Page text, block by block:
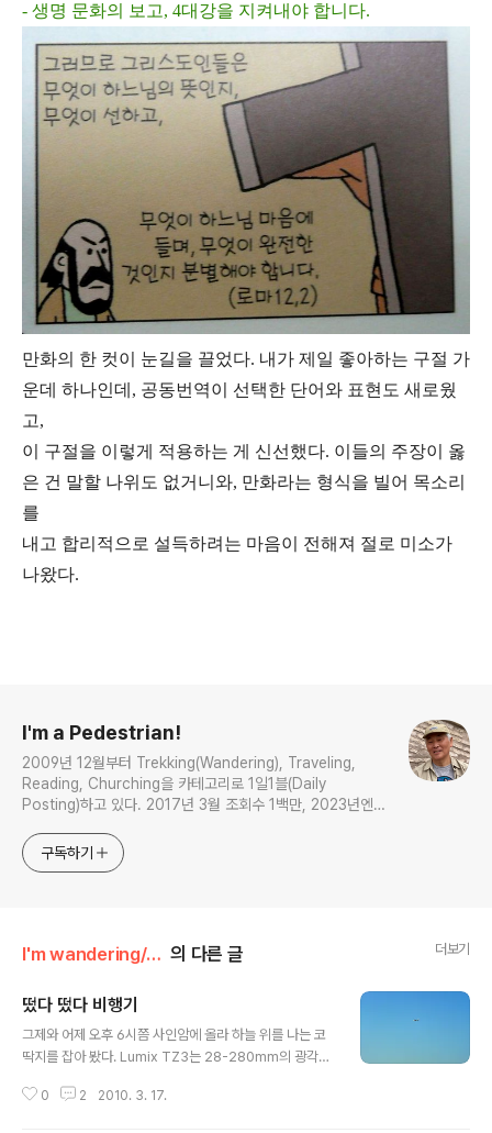
- 생명 문화의 보고, 4대강을 지켜내야 합니다.
만화의 한 컷이 눈길을 끌었다. 내가 제일 좋아하는 구절 가
운데 하나인데, 공동번역이 선택한 단어와 표현도 새로웠
고,
이 구절을 이렇게 적용하는 게 신선했다. 이들의 주장이 옳
은 건 말할 나위도 없거니와, 만화라는 형식을 빌어 목소리
를
내고 합리적으로 설득하려는 마음이 전해져 절로 미소가
나왔다.
I'm a Pedestrian!
2009년 12월부터 Trekking(Wandering), Traveling,
Reading, Churching을 카테고리로 1일1블(Daily
Posting)하고 있다. 2017년 3월 조회수 1백만, 2023년엔
구독하기
I'm wandering/Joy of Discovery 의 다른 글 더보기
떴다 떴다 비행기
그제와 어제 오후 6시쯤 사인암에 올라 하늘 위를 나는 코
딱지를 잡아 봤다. Lumix TZ3는 28-280mm의 광각과
행기를 선명하게 잡가내기는 아무래도 역부족이다. 그것도
0 2 2010. 3. 17.